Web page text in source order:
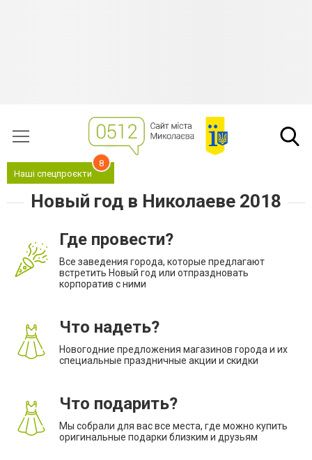
Наші спецпроєкти
8
Новый год в Николаеве 2018
Где провести?
Все заведения города, которые предлагают
встретить Новый год или отпраздновать
корпоратив с ними
Что надеть?
Новогодние предложения магазинов города и их
специальные праздничные акции и скидки
Что подарить?
Мы собрали для вас все места, где можно купить
оригинальные подарки близким и друзьям